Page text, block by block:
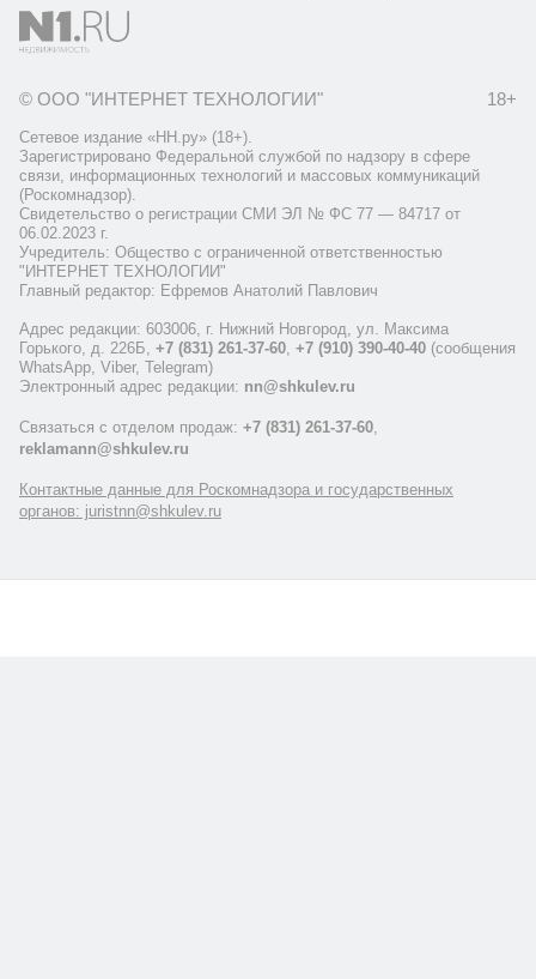
© ООО "ИНТЕРНЕТ ТЕХНОЛОГИИ" 18+
Сетевое издание «НН.ру» (18+).
Зарегистрировано Федеральной службой по надзору в сфере
связи, информационных технологий и массовых коммуникаций
(Роскомнадзор).
Свидетельство о регистрации СМИ ЭЛ № ФС 77 — 84717 от
06.02.2023 г.
Учредитель: Общество с ограниченной ответственностью
"ИНТЕРНЕТ ТЕХНОЛОГИИ"
Главный редактор: Ефремов Анатолий Павлович
Адрес редакции: 603006, г. Нижний Новгород, ул. Максима
Горького, д. 226Б, +7 (831) 261-37-60 +7 (910) 390-40-40 (сообщения
WhatsApp, Viber, Telegram)
Электронный адрес редакции: nn@shkulev.ru
Связаться с отделом продаж: +7 (831) 261-37-60
reklamann@shkulev.ru
Контактные данные для Роскомнадзора и государственных
органов: juristnn@shkulev.ru